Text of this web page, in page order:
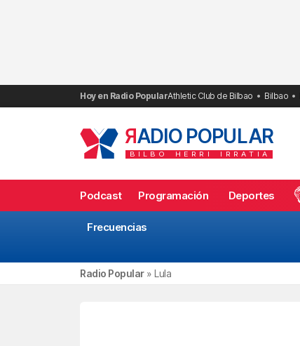
Hoy en Radio PopularAthletic Club de Bilbao Bilbao
RADIO POPULAR
BILBO HERRI IRRATIA
Podcast Programación Deportes
Frecuencias
Radio Popular» Lula